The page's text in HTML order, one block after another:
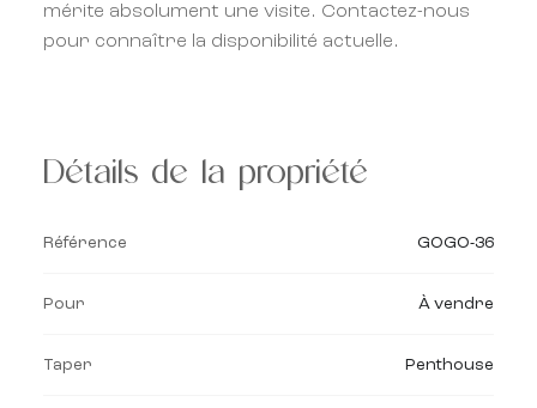
mérite absolument une visite. Contactez-nous
pour connaître la disponibilité actuelle.
Détails de la propriété
Référence GOGO-36
Pour À vendre
Taper Penthouse